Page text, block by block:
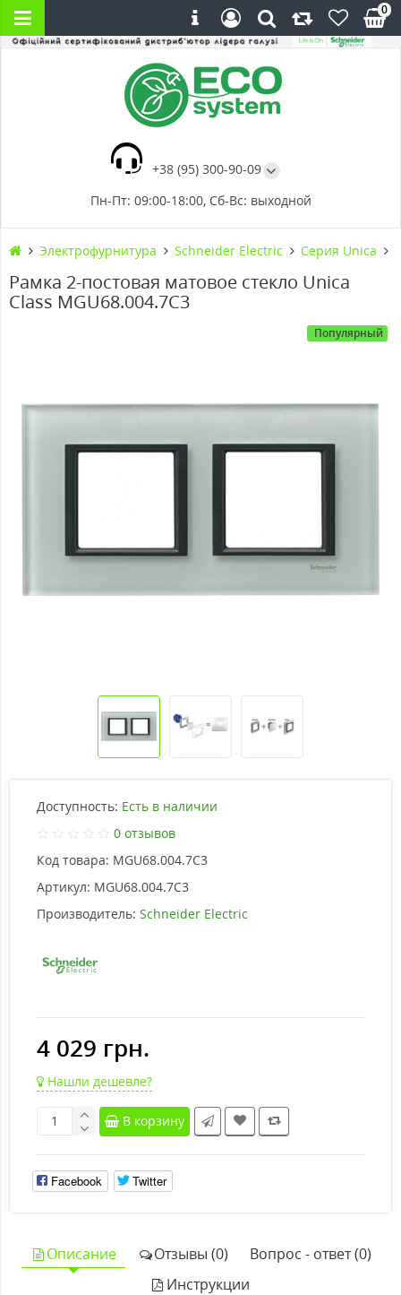
+38 (95) 300-90-09
Пн-Пт: 09:00-18:00, Сб-Вс: выходной
0
Электрофурнитура Schneider Electric Серия Unica
Рамка 2-постовая матовое стекло Unica
Class MGU68.004.7C3
Популярный
Доступность: Есть в наличии
0 отзывов
Код товара: MGU68.004.7C3
Артикул: MGU68.004.7C3
Производитель: Schneider Electric
4 029 грн.
Нашли дешевле?
В корзину
Facebook Twitter
Описание Отзывы (0)
Вопрос - ответ (0)
Инструкции